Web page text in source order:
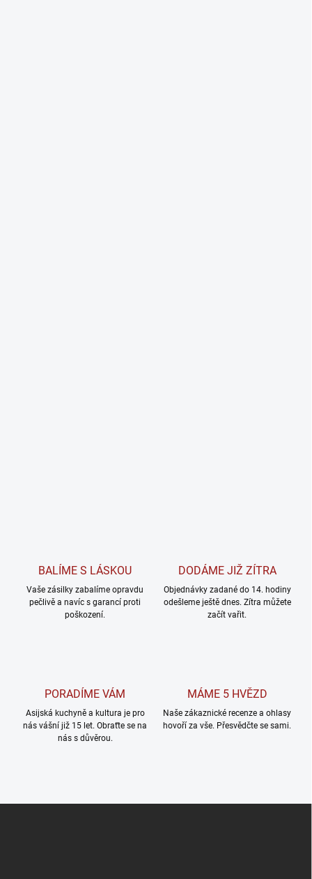
BALÍME S LÁSKOU
Vaše zásilky zabalíme opravdu
pečlivě a navíc s garancí proti
poškození.
DODÁME JIŽ ZÍTRA
Objednávky zadané do 14. hodiny
odešleme ještě dnes. Zítra můžete
začít vařit.
PORADÍME VÁM
Asijská kuchyně a kultura je pro
nás vášní již 15 let. Obraťte se na
nás s důvěrou.
MÁME 5 HVĚZD
Naše zákaznické recenze a ohlasy
hovoří za vše. Přesvědčte se sami.